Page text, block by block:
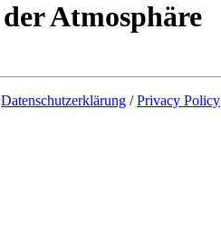
Atmosphäre
Datenschutzerklärung /Privacy Policy